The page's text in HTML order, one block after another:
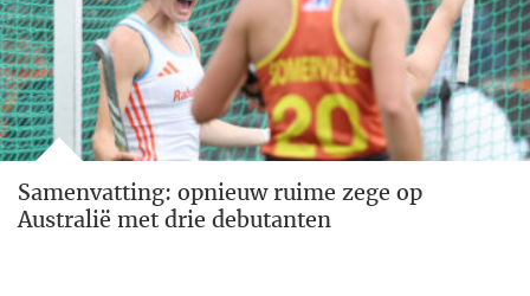
Samenvatting: opnieuw ruime zege op
Australië met drie debutanten